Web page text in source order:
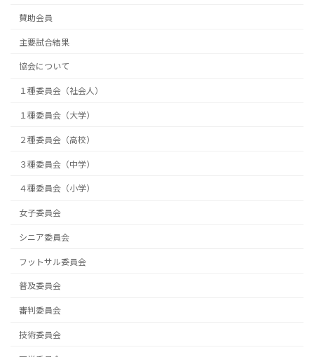
賛助会員
主要試合結果
協会について
１種委員会（社会人）
１種委員会（大学）
２種委員会（高校）
３種委員会（中学）
４種委員会（小学）
女子委員会
シニア委員会
フットサル委員会
普及委員会
審判委員会
技術委員会